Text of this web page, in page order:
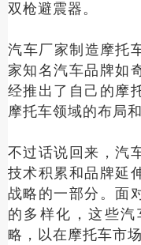
双枪避震器。
汽车厂家制造摩托
家知名汽车品牌如
经推出了自己的摩
摩托车领域的布局和
不过话说回来，汽
技术积累和品牌延
战略的一部分。面
的多样化，这些
略，以在摩托车市